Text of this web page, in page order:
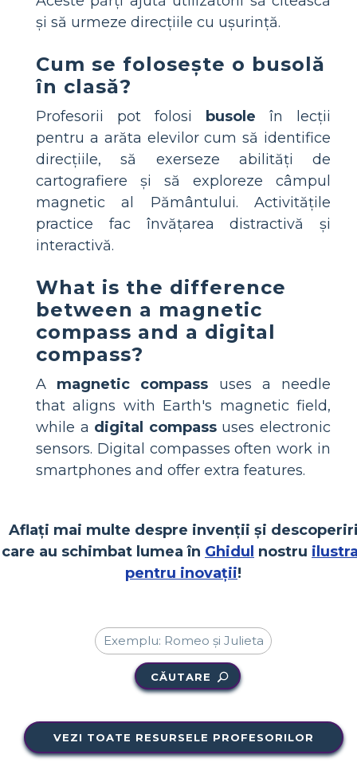
și să urmeze direcțiile cu ușurință.
Cum se folosește o busolă
în clasă?
Profesorii pot folosi busole în lecții
pentru a arăta elevilor cum să identifice
direcțiile, să exerseze abilități de
cartografiere și să exploreze câmpul
magnetic al Pământului. Activitățile
practice fac învățarea distractivă și
interactivă.
What is the difference
between a magnetic
compass and a digital
compass?
A magnetic compass uses a needle
that aligns with Earth's magnetic field,
while a digital compassuses electronic
sensors. Digital compasses often work in
smartphones and offer extra features.
Aflați mai multe despre invenții și
care au schimbat lumea în Ghidul nostru
pentru inovații!
CĂUTARE
VEZI TOATE RESURSELE PROFESORILOR